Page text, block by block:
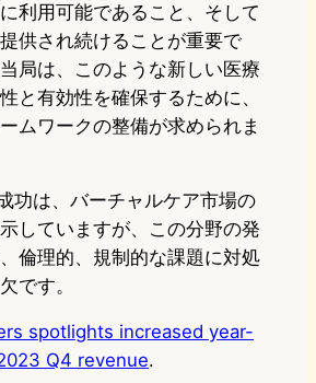
利用可能であること、そして
供され続けることが重要で
局は、このような新しい医療
と有効性を確保するために、
ムワークの整備が求められま
功は、バーチャルケア市場の
していますが、この分野の発
倫理的、規制的な課題に対処
です。
spotlights increased year-
Q4 revenue.